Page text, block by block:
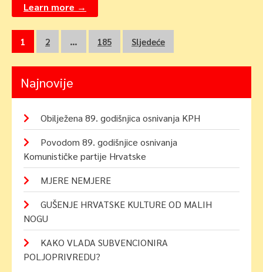
Learn more →
Navigacija
objava
1 2 … 185 Sljedeće
Najnovije
Obilježena 89. godišnjica osnivanja KPH
Povodom 89. godišnjice osnivanja
Komunističke partije Hrvatske
MJERE NEMJERE
GUŠENJE HRVATSKE KULTURE OD MALIH
NOGU
KAKO VLADA SUBVENCIONIRA
POLJOPRIVREDU?